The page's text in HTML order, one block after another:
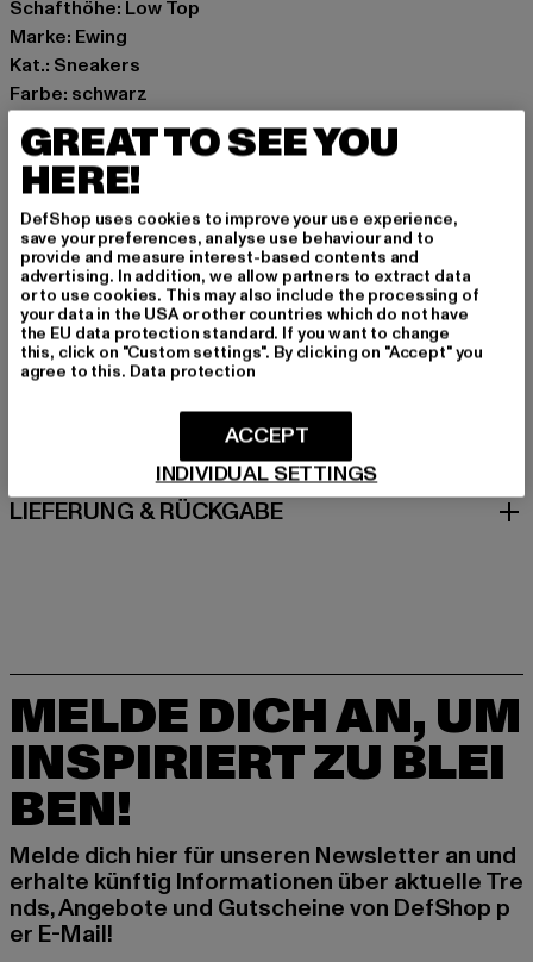
Schafthöhe: Low Top
Marke: Ewing
Kat.: Sneakers
Farbe: schwarz
Hersteller Farbe: caviar/chestnut/rubber
Obermaterial: Leder
Innenfutter: Textil
Art.Nr: 1BM02579-21189
Hersteller: HI Six FZ-LLC |info@ewingathletics.com
Amenity Center 2-9F-1D Al Hamra, PO Box 2-9F-1D |
86489 RAK | AE
GRÖSSE & PASSFORM
PFLEGEHINWEISE
LIEFERUNG & RÜCKGABE
MELDE DICH AN, UM
INSPIRIERT ZU BLEI
BEN!
Melde dich hier für unseren Newsletter an und
erhalte künftig Informationen über aktuelle Tre
nds, Angebote und Gutscheine von DefShop p
er E-Mail!
GREAT TO SEE YOU
HERE!
DefShop uses cookies to improve your use experience,
save your preferences, analyse use behaviour and to
provide and measure interest-based contents and
advertising. In addition, we allow partners to extract data
or to use cookies. This may also include the processing of
your data in the USA or other countries which do not have
the EU data protection standard. If you want to change
this, click on "Custom settings". By clicking on "Accept" you
agree to this. Data protection
INDIVIDUAL SETTINGS
ACCEPT